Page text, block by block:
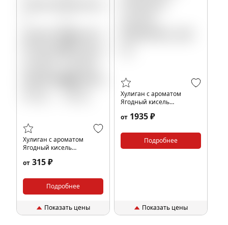
Хулиган с ароматом
Ягодный кисель
от 315 ₽
Подробнее
Показать цены
Хулиган с ароматом
Ягодный кисель
от 1935 ₽
Подробнее
Показать цены